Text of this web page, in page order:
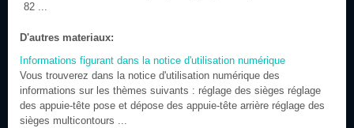
82 ...
D'autres materiaux:
Informations figurant dans la notice d'utilisation numérique
Vous trouverez dans la notice d'utilisation numérique des
informations sur les thèmes suivants : réglage des sièges réglage
des appuie-tête pose et dépose des appuie-tête arrière réglage des
sièges multicontours ...